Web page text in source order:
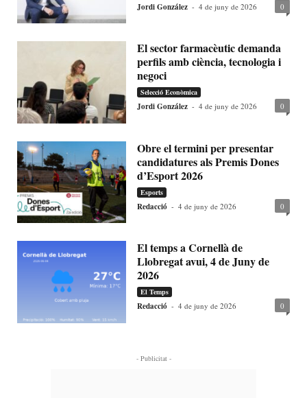
Jordi González - 4 de juny de 2026 0
El sector farmacèutic demanda
perfils amb ciència, tecnologia i
negoci
Selecció Econòmica
Jordi González - 4 de juny de 2026 0
Obre el termini per presentar
candidatures als Premis Dones
d’Esport 2026
Esports
Redacció - 4 de juny de 2026 0
El temps a Cornellà de
Llobregat avui, 4 de Juny de
2026
El Temps
Redacció - 4 de juny de 2026 0
- Publicitat -